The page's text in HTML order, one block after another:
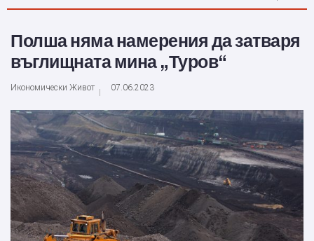
Полша няма намерения да затваря
въглищната мина „Туров“
Икономически Живот 07.06.2023